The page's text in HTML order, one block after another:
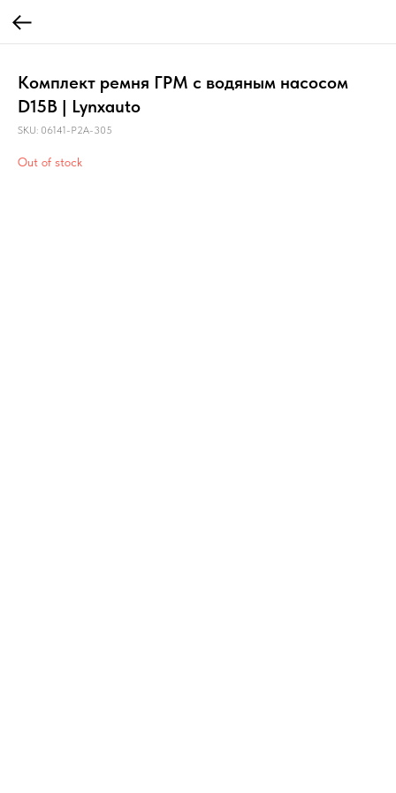
Комплект ремня ГРМ с водяным насосом
D15B | Lynxauto
SKU: 06141-P2A-305
Out of stock